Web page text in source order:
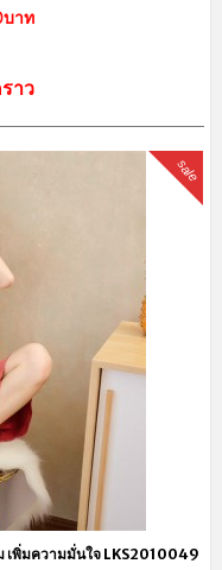
บาท
าว
sale
เพิ่มความมั่นใจ LKS2010049